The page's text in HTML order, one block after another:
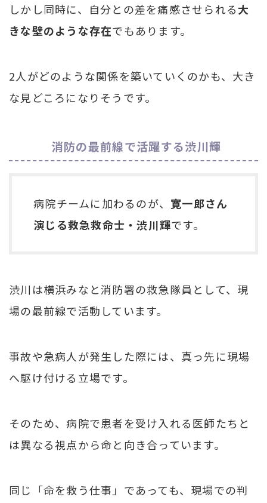
しかし同時に、自分との差を痛感させられる大
きな壁のような存在でもあります。
2人がどのような関係を築いていくのかも、大き
な見どころになりそうです。
消防の最前線で活躍する渋川輝
病院チームに加わるのが、 寛一郎さん
演じる救急救命士・渋川輝です。
渋川は横浜みなと消防署の救急隊員として、現
場の最前線で活動しています。
事故や急病人が発生した際には、真っ先に現場
へ駆け付ける立場です。
そのため、病院で患者を受け入れる医師たちと
は異なる視点から命と向き合っています。
同じ「命を救う仕事」であっても、現場での判